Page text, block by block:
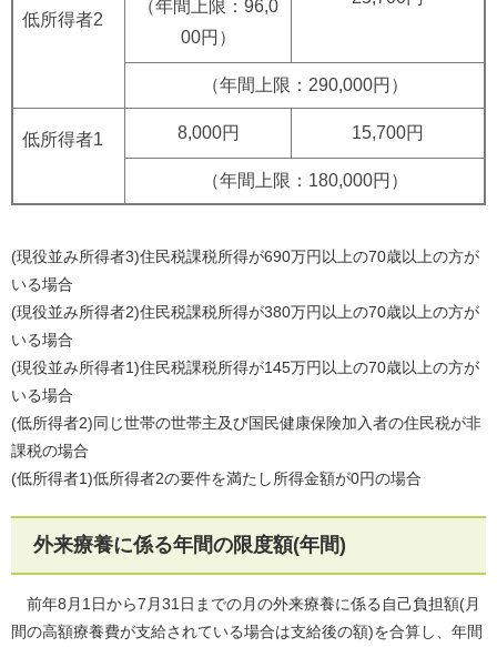
低所得者2
（年間上限：96,0
00円）
（年間上限：290,000円）
低所得者1 8,000円 15,700円
（年間上限：180,000円）
(現役並み所得者3)住民税課税所得が690万円以上の70歳以上の方が
いる場合
(現役並み所得者2)住民税課税所得が380万円以上の70歳以上の方が
いる場合
(現役並み所得者1)住民税課税所得が145万円以上の70歳以上の方が
いる場合
(低所得者2)同じ世帯の世帯主及び国民健康保険加入者の住民税が非
課税の場合
(低所得者1)低所得者2の要件を満たし所得金額が0円の場合
外来療養に係る年間の限度額(年間)
前年8月1日から7月31日までの月の外来療養に係る自己負担額(月
間の高額療養費が支給されている場合は支給後の額)を合算し、年間